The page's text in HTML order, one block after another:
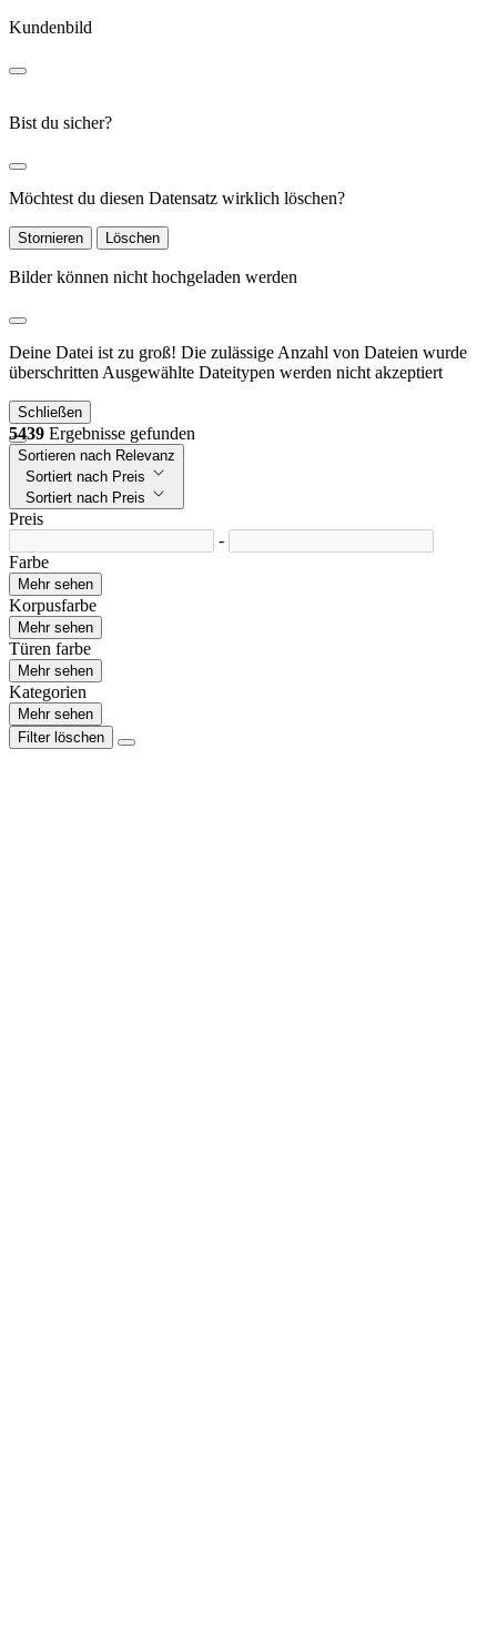
Kundenbild
Bist du sicher?
Möchtest du diesen Datensatz wirklich löschen?
Stornieren Löschen
Bilder können nicht hochgeladen werden
Deine Datei ist zu groß! Die zulässige Anzahl von Dateien wurde
überschritten Ausgewählte Dateitypen werden nicht akzeptiert
Schließen
5439 Ergebnisse gefunden
Sortieren nach Relevanz
Sortiert nach Preis
Sortiert nach Preis
Preis
-
Farbe
Mehr sehen
Korpusfarbe
Mehr sehen
Türen farbe
Mehr sehen
Kategorien
Mehr sehen
Filter löschen